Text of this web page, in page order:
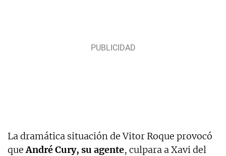
La dramática situación de Vitor Roque provocó
queAndré Cury, su agente, culpara a Xavi del